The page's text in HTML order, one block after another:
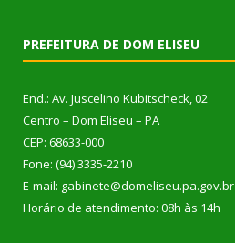
PREFEITURA DE DOM ELISEU
End.: Av. Juscelino Kubitscheck, 02
Centro – Dom Eliseu – PA
CEP: 68633-000
Fone: (94) 3335-2210
E-mail: gabinete@domeliseu.pa.gov.br
Horário de atendimento: 08h às 14h